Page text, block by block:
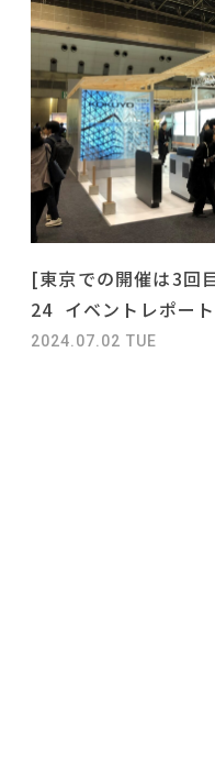
[東京での開催は3回
24 イベントレポート
2024.07.02 TUE